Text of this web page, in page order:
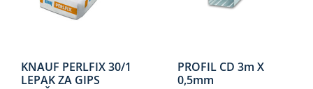
KNAUF PERLFIX 30/1
LEPAK ZA GIPS
PROFIL CD 3m X
0,5mm